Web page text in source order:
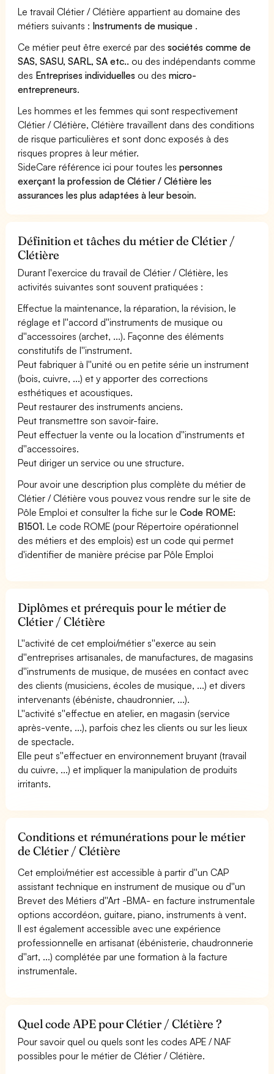
Le travail Clétier / Clétière appartient au domaine des
métiers suivants : Instruments de musique .
Ce métier peut être exercé par dessociétés comme de
SAS, SASU, SARL, SA etc.. ou des indépendants comme
des Entreprises individuelles ou desmicro-
entrepreneurs.
Les hommes et les femmes qui sont respectivement
Clétier / Clétière, Clétière travaillent dans des conditions
de risque particulières et sont donc exposés à des
risques propres à leur métier.
SideCare référence ici pour toutes lespersonnes
exerçant la profession de Clétier / Clétière les
assurances les plus adaptées à leur besoin.
Définition et tâches du métier de Clétier /
Clétière
Durant l'exercice du travail de Clétier / Clétière, les
activités suivantes sont souvent pratiquées :
Effectue la maintenance, la réparation, la révision, le
réglage et l''accord d''instruments de musique ou
d''accessoires (archet, ...). Façonne des éléments
constitutifs de l''instrument.
Peut fabriquer à l''unité ou en petite série un instrument
(bois, cuivre, ...) et y apporter des corrections
esthétiques et acoustiques.
Peut restaurer des instruments anciens.
Peut transmettre son savoir-faire.
Peut effectuer la vente ou la location d''instruments et
d''accessoires.
Peut diriger un service ou une structure.
Pour avoir une description plus complète du métier de
Clétier / Clétière vous pouvez vous rendre sur le site de
Pôle Emploi et consulter la fiche sur leCode ROME:
B1501. Le code ROME (pour Répertoire opérationnel
des métiers et des emplois) est un code qui permet
d'identifier de manière précise par Pôle Emploi
Diplômes et prérequis pour le métier de
Clétier / Clétière
L''activité de cet emploi/métier s''exerce au sein
d''entreprises artisanales, de manufactures, de magasins
d''instruments de musique, de musées en contact avec
des clients (musiciens, écoles de musique, ...) et divers
intervenants (ébéniste, chaudronnier, ...).
L''activité s''effectue en atelier, en magasin (service
après-vente, ...), parfois chez les clients ou sur les lieux
de spectacle.
Elle peut s''effectuer en environnement bruyant (travail
du cuivre, ...) et impliquer la manipulation de produits
irritants.
Conditions et rémunérations pour le métier
de Clétier / Clétière
Cet emploi/métier est accessible à partir d''un CAP
assistant technique en instrument de musique ou d''un
Brevet des Métiers d''Art -BMA- en facture instrumentale
options accordéon, guitare, piano, instruments à vent.
Il est également accessible avec une expérience
professionnelle en artisanat (ébénisterie, chaudronnerie
d''art, ...) complétée par une formation à la facture
instrumentale.
Quel code APE pour Clétier / Clétière ?
Pour savoir quel ou quels sont les codes APE / NAF
possibles pour le métier de Clétier / Clétière.